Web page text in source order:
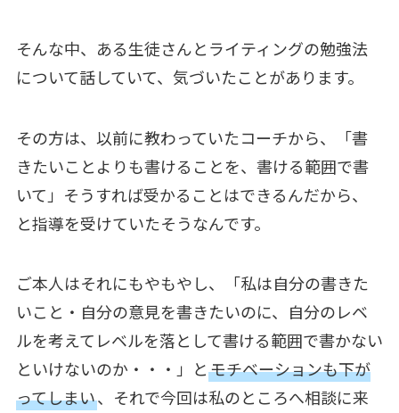
そんな中、ある生徒さんとライティングの勉強法
について話していて、気づいたことがあります。
その方は、以前に教わっていたコーチから、「書
きたいことよりも書けることを、書ける範囲で書
いて」そうすれば受かることはできるんだから、
と指導を受けていたそうなんです。
ご本人はそれにもやもやし、「私は自分の書きた
いこと・自分の意見を書きたいのに、自分のレベ
ルを考えてレベルを落として書ける範囲で書かない
といけないのか・・・」とモチベーションも下が
ってしまい、それで今回は私のところへ相談に来